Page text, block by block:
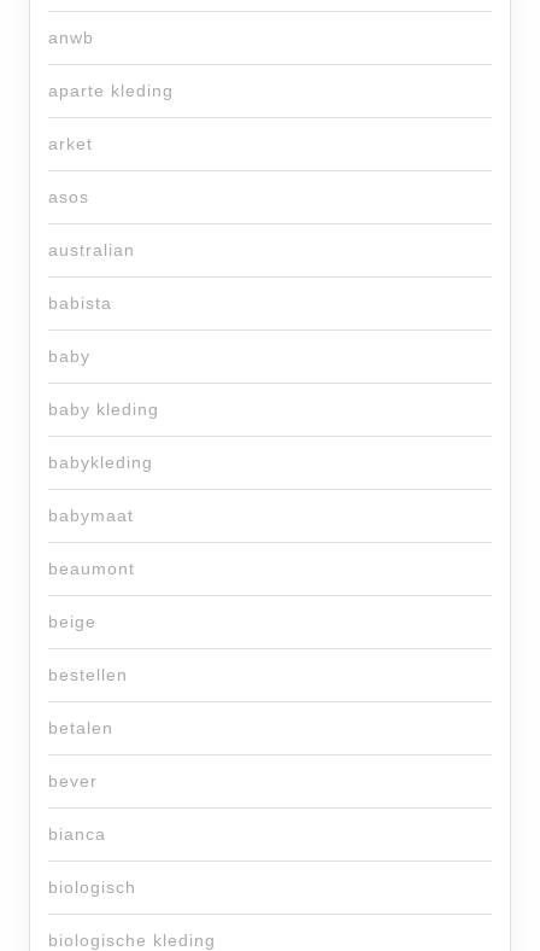
anwb
aparte kleding
arket
asos
australian
babista
baby
baby kleding
babykleding
babymaat
beaumont
beige
bestellen
betalen
bever
bianca
biologisch
biologische kleding